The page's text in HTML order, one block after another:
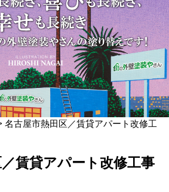
名古屋市熱田区／賃貸アパート改修工
賃貸アパート改修工事